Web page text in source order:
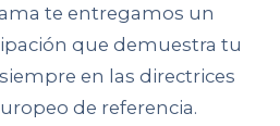
te entregamos un
que demuestra tu
en las directrices
de referencia.